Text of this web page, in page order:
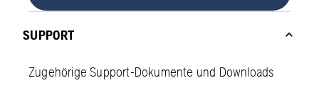
SUPPORT
Zugehörige Support-Dokumente und Downloads